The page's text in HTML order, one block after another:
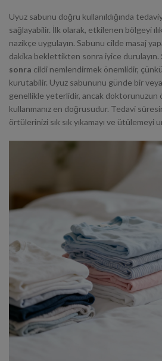
Uyuz sabunu doğru kullanıldığında
sağlayabilir. İlk olarak, etkilenen bölgeyi
nazikçe uygulayın. Sabunu cilde masaj
dakika beklettikten sonra iyice durulayın.
sonra cildi nemlendirmek önemlidir,
kurutabilir. Uyuz sabununu günde bir
genellikle yeterlidir, ancak doktorunuzun
kullanmanız en doğrusudur. Tedavi
örtülerinizi sık sık yıkamayı ve ütülemeyi